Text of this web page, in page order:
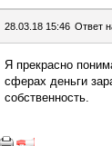
28.03.18 15:46 Ответ
Я прекрасно
сферах деньги
собственность.